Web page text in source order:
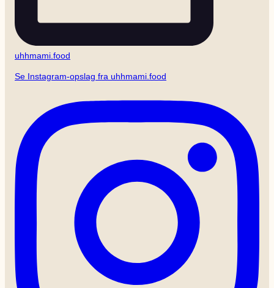
uhhmami.food
Se Instagram-opslag fra uhhmami.food